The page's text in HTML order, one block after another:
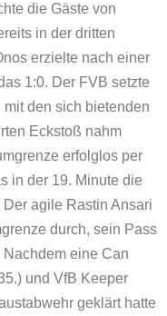
die Gäste von
in der dritten
erzielte nach einer
1:0. Der FVB setzte
den sich bietenden
Eckstoß nahm
erfolglos per
in der 19. Minute die
Der agile Rastin Ansari
durch, sein Pass
eine Can
und VfB Keeper
geklärt hatte